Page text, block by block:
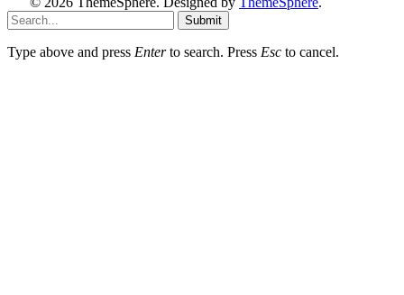
Submit
Type above and press Enterto search. Press Esc to cancel.